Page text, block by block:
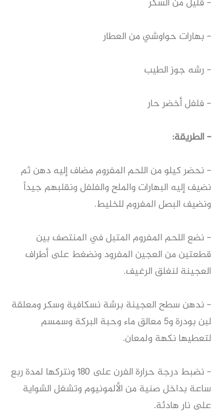
- قليل من السكر
- بهارات حواوشي من العطار
- رشه جوز الطيب
- فلفل أخضر حار
- الطريقة:
- نحضر كيلو من اللحم المفروم مضاف إليه دهن ثم
نضيف إليه البهارات والملح والفلفل ونقلبهم جيداً
ونضيف البصل المفروم للخليط.
- نضع اللحم المفروم المتبل في المنتصف بين
قطعتين من العجين المفرود ونضغط على أطراف
العجينة لنغلق الرغيف.
- ندهن سطح العجينة برشة نسكافية وسكر ومعلقة
لبن بودرة و5 معالق ماء وحبة البركة وسمسم
لتعطيها نكهة ولمعان.
- نضبط درجة حرارة الفرن على 180 ونتركها لمدة ربع
ساعة بداخل صنية من الألمونيوم وتشغل الشواية
على نار هادئة.